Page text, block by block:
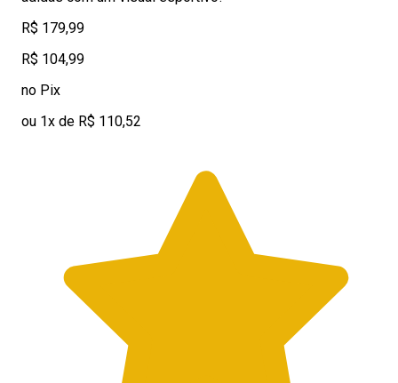
R$ 179,99
R$ 104,99
no Pix
ou 1x de R$ 110,52